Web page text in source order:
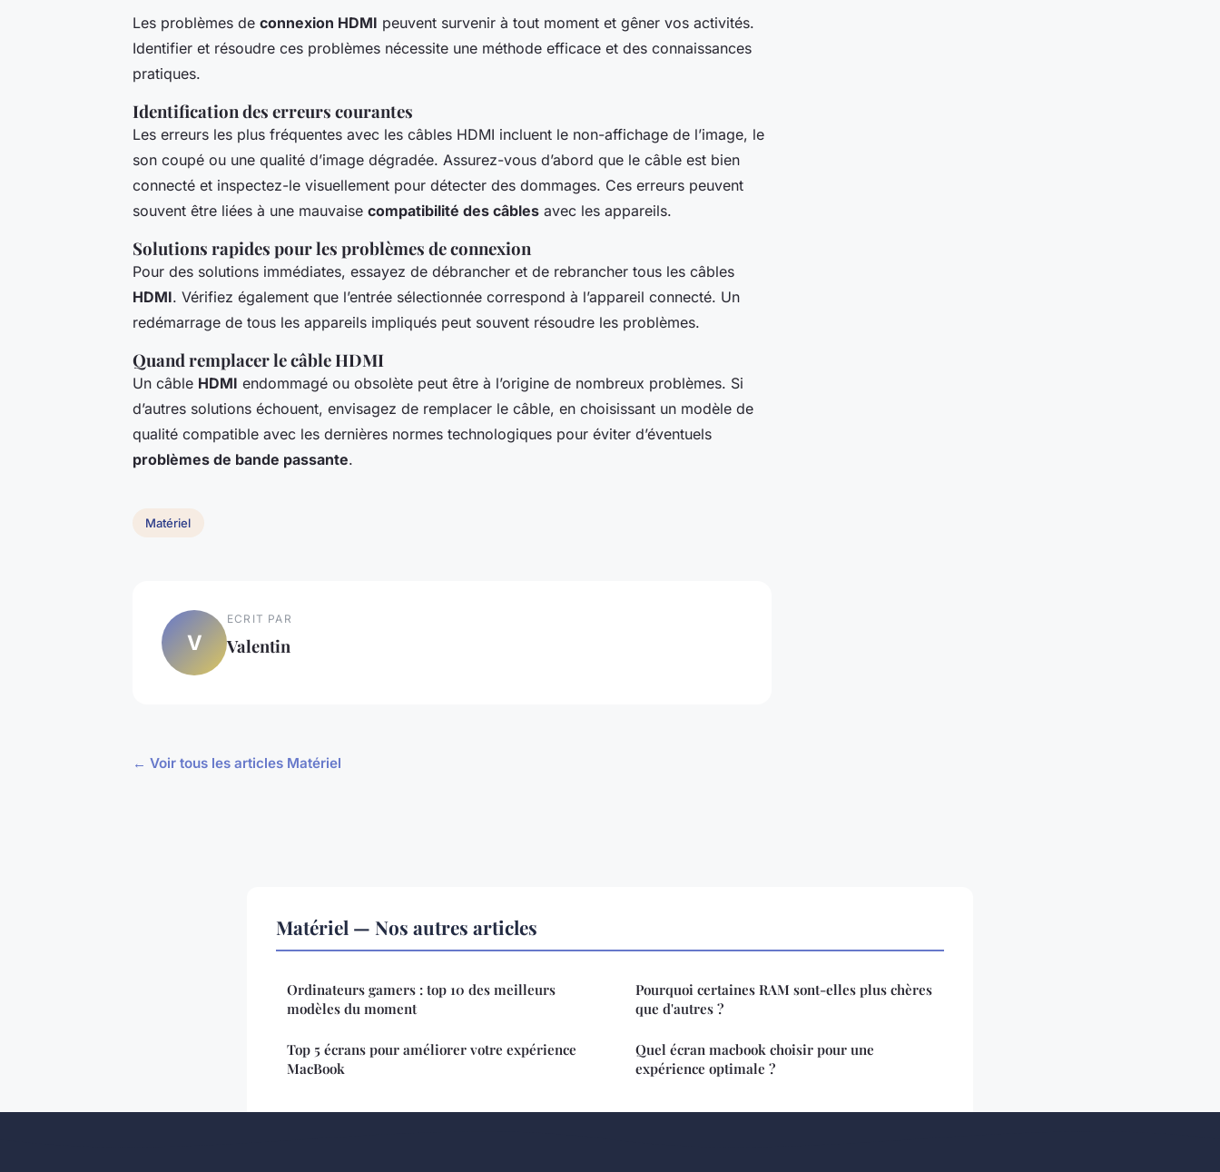
Les problèmes de connexion HDMI peuvent survenir à tout moment et gêner vos activités.
Identifier et résoudre ces problèmes nécessite une méthode efficace et des connaissances
pratiques.
Identification des erreurs courantes
Les erreurs les plus fréquentes avec les câbles HDMI incluent le non-affichage de l’image, le
son coupé ou une qualité d’image dégradée. Assurez-vous d’abord que le câble est bien
connecté et inspectez-le visuellement pour détecter des dommages. Ces erreurs peuvent
souvent être liées à une mauvaise compatibilité des câbles avec les appareils.
Solutions rapides pour les problèmes de connexion
Pour des solutions immédiates, essayez de débrancher et de rebrancher tous les câbles
HDMI. Vérifiez également que l’entrée sélectionnée correspond à l’appareil connecté. Un
redémarrage de tous les appareils impliqués peut souvent résoudre les problèmes.
Quand remplacer le câble HDMI
Un câble HDMI endommagé ou obsolète peut être à l’origine de nombreux problèmes. Si
d’autres solutions échouent, envisagez de remplacer le câble, en choisissant un modèle de
qualité compatible avec les dernières normes technologiques pour éviter d’éventuels
problèmes de bande passante.
Matériel
V
ECRIT PAR
Valentin
← Voir tous les articles Matériel
Matériel — Nos autres articles
Ordinateurs gamers : top 10 des meilleurs
modèles du moment
Top 5 écrans pour améliorer votre expérience
MacBook
Pourquoi certaines RAM sont-elles plus chères
que d'autres ?
Quel écran macbook choisir pour une
expérience optimale ?